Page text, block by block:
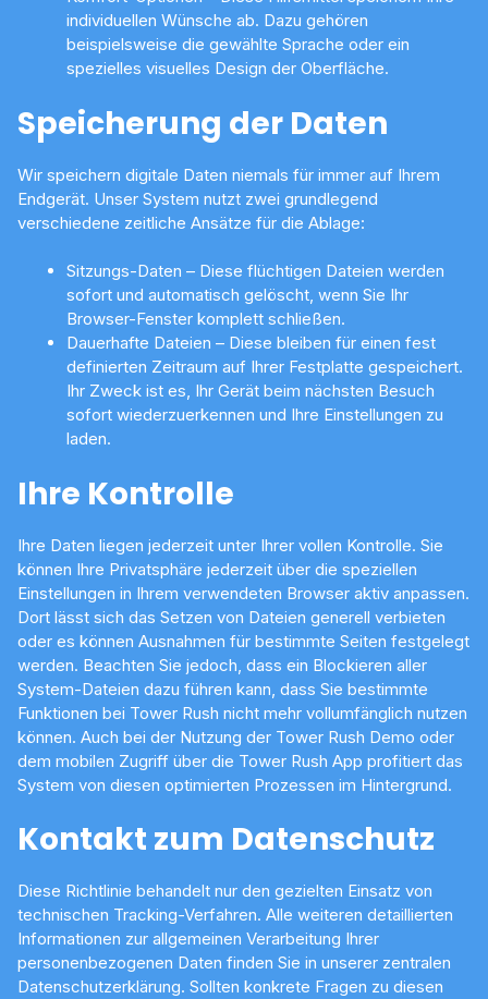
individuellen Wünsche ab. Dazu gehören
beispielsweise die gewählte Sprache oder ein
spezielles visuelles Design der Oberfläche.
Speicherung der Daten
Wir speichern digitale Daten niemals für immer auf Ihrem
Endgerät. Unser System nutzt zwei grundlegend
verschiedene zeitliche Ansätze für die Ablage:
Sitzungs-Daten – Diese flüchtigen Dateien werden
sofort und automatisch gelöscht, wenn Sie Ihr
Browser-Fenster komplett schließen.
Dauerhafte Dateien – Diese bleiben für einen fest
definierten Zeitraum auf Ihrer Festplatte gespeichert.
Ihr Zweck ist es, Ihr Gerät beim nächsten Besuch
sofort wiederzuerkennen und Ihre Einstellungen zu
laden.
Ihre Kontrolle
Ihre Daten liegen jederzeit unter Ihrer vollen Kontrolle. Sie
können Ihre Privatsphäre jederzeit über die speziellen
Einstellungen in Ihrem verwendeten Browser aktiv anpassen.
Dort lässt sich das Setzen von Dateien generell verbieten
oder es können Ausnahmen für bestimmte Seiten festgelegt
werden. Beachten Sie jedoch, dass ein Blockieren aller
System-Dateien dazu führen kann, dass Sie bestimmte
Funktionen bei Tower Rush nicht mehr vollumfänglich nutzen
können. Auch bei der Nutzung der Tower Rush Demo oder
dem mobilen Zugriff über die Tower Rush App profitiert das
System von diesen optimierten Prozessen im Hintergrund.
Kontakt zum Datenschutz
Diese Richtlinie behandelt nur den gezielten Einsatz von
technischen Tracking-Verfahren. Alle weiteren detaillierten
Informationen zur allgemeinen Verarbeitung Ihrer
personenbezogenen Daten finden Sie in unserer zentralen
Datenschutzerklärung. Sollten konkrete Fragen zu diesen